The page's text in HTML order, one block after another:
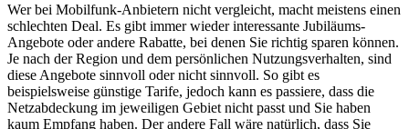
Wer bei Mobilfunk-Anbietern nicht vergleicht, macht meistens einen
schlechten Deal. Es gibt immer wieder interessante Jubiläums-
Angebote oder andere Rabatte, bei denen Sie richtig sparen können.
Je nach der Region und dem persönlichen Nutzungsverhalten, sind
diese Angebote sinnvoll oder nicht sinnvoll. So gibt es
beispielsweise günstige Tarife, jedoch kann es passiere, dass die
Netzabdeckung im jeweiligen Gebiet nicht passt und Sie haben
kaum Empfang haben. Der andere Fall wäre natürlich, dass Sie